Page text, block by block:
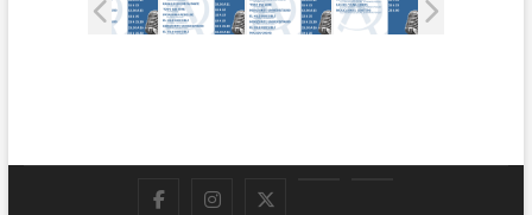
FacebookInstagram